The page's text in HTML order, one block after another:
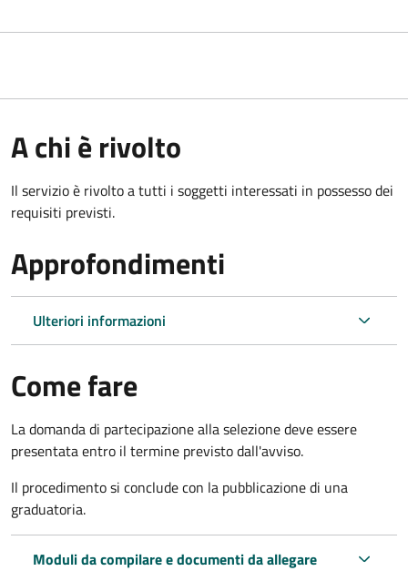
A chi è rivolto
Il servizio è rivolto a tutti i soggetti interessati in possesso dei
requisiti previsti.
Approfondimenti
Ulteriori informazioni
Come fare
La domanda di partecipazione alla selezione deve essere
presentata entro il termine previsto dall'avviso.
Il procedimento si conclude con la pubblicazione di una
graduatoria.
Moduli da compilare e documenti da allegare